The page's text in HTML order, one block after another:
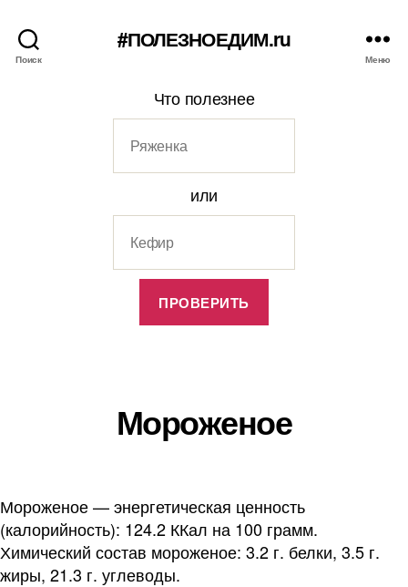
Поиск
#ПОЛЕЗНОЕДИМ.ru
Меню
Что полезнее
или
Мороженое
Мороженое — энергетическая ценность
(калорийность): 124.2 ККал на 100 грамм.
Химический состав мороженое: 3.2 г. белки, 3.5 г.
жиры, 21.3 г. углеводы.